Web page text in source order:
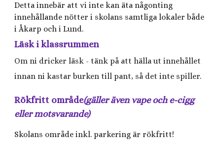
Detta innebär att vi inte kan äta någonting
innehållande nötter i skolans samtliga lokaler både
i Åkarp och i Lund.
Läsk i klassrummen
Om ni dricker läsk - tänk på att hälla ut innehållet
innan ni kastar burken till pant, så det inte spiller.
Rökfritt område(gäller även vape och e-cigg
eller motsvarande)
Skolans område inkl. parkering är rökfritt!